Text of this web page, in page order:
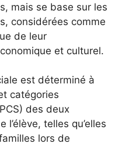
mais se base sur les
considérées comme
de leur
et culturel.
est déterminé à
catégories
des deux
telles qu’elles
lors de